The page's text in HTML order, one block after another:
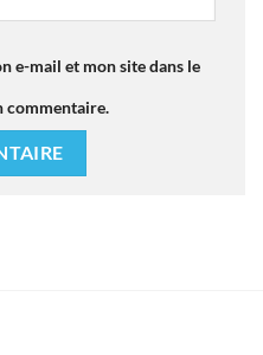
e-mail et mon site dans le
commentaire.